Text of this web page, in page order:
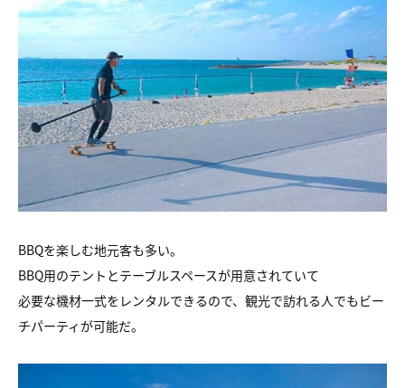
BBQを楽しむ地元客も多い。
BBQ用のテントとテーブルスペースが用意されていて
必要な機材一式をレンタルできるので、観光で訪れる人でもビー
チパーティが可能だ。